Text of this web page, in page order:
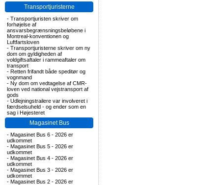
Transportjuristerne
- Transportjuristen skriver om
forhøjelse af
ansvarsbegrænsningsbeløbene i
Montreal-konventionen og
Luftfartsloven
- Transportjuristerne skriver om ny
dom om gyldigheden af
voldgiftsaftaler i rammeaftaler om
transport
- Retten frifandt både speditør og
vognmand
- Ny dom om vedtagelse af CMR-
loven ved national vejstransport af
gods
- Udlejningstrailere var involveret i
færdselsuheld - og ender som en
sag i Højesteret
Magasinet Bus
- Magasinet Bus 6 - 2026 er
udkommet
- Magasinet Bus 5 - 2026 er
udkommet
- Magasinet Bus 4 - 2026 er
udkommet
- Magasinet Bus 3 - 2026 er
udkommet
- Magasinet Bus 2 - 2026 er